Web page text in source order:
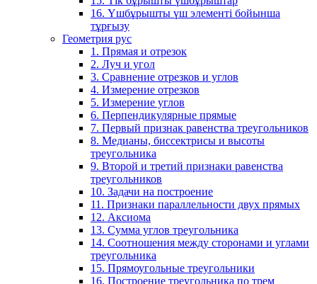
16. Үшбұрышты үш элементі бойынша
тұрғызу
Геометрия рус
1. Прямая и отрезок
2. Луч и угол
3. Сравнение отрезков и углов
4. Измерение отрезков
5. Измерение углов
6. Перпендикулярные прямые
7. Первый признак равенства треугольников
8. Медианы, биссектрисы и высоты
треугольника
9. Второй и третий признаки равенства
треугольников
10. Задачи на построение
11. Признаки параллельности двух прямых
12. Аксиома
13. Сумма углов треугольника
14. Соотношения между сторонами и углами
треугольника
15. Прямоугольные треугольники
16. Построение треугольника по трем